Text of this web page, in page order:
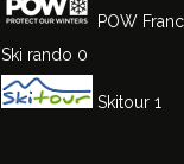
POW
Ski rando 0
Skitour 1